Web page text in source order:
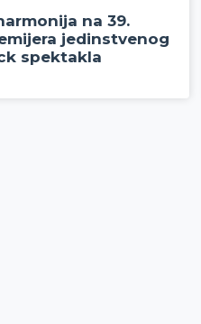
na 39.
jedinstvenog
spektakla